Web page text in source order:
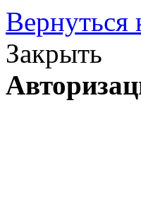
Закрыть